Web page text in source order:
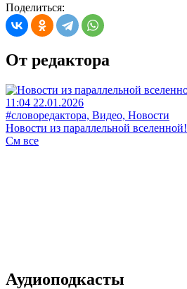
Поделиться:
От редактора
11:04 22.01.2026
#словоредактора, Видео, Новости
Новости из параллельной вселенной!
См все
Аудиоподкасты